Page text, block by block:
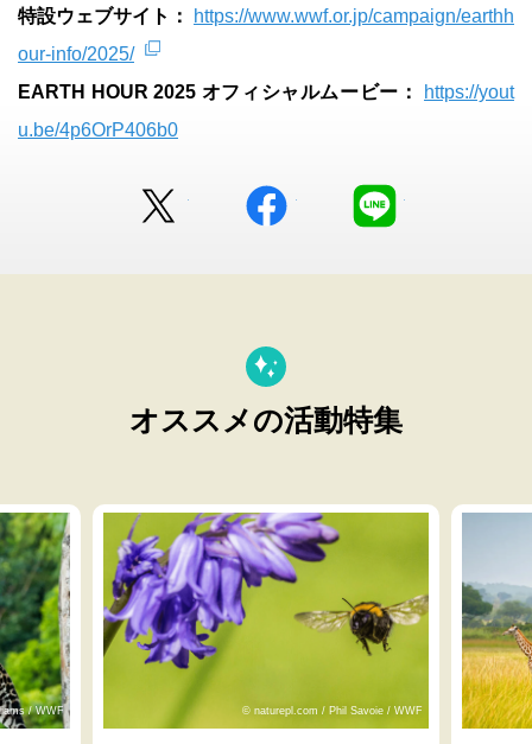
特設ウェブサイト：
https://www.wwf.or.jp/campaign/earthh
our-info/2025/
EARTH HOUR 2025 オフィシャルムービー：
https://yout
u.be/4p6OrP406b0
facebook
オススメの活動特集
/ WWF © naturepl.com / Phil Savoie / WWF